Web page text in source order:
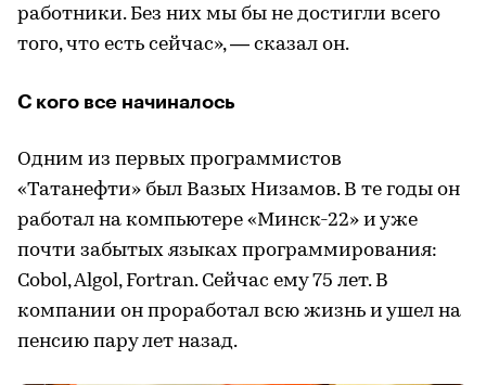
работники. Без них мы бы не достигли всего
того, что есть сейчас», — сказал он.
С кого все начиналось
Одним из первых программистов
«Татанефти» был Вазых Низамов. В те годы он
работал на компьютере «Минск-22» и уже
почти забытых языках программирования:
Cobol, Algol, Fortran. Сейчас ему 75 лет. В
компании он проработал всю жизнь и ушел на
пенсию пару лет назад.